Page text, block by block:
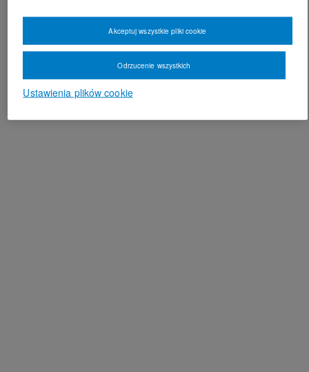
Ustawienia plików cookie
Odrzucenie wszystkich
Akceptuj wszystkie pliki cookie